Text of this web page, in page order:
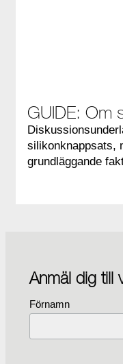
GUIDE: Om
silikonknappsats,
grundläggande
Anmäl dig till
Förnamn